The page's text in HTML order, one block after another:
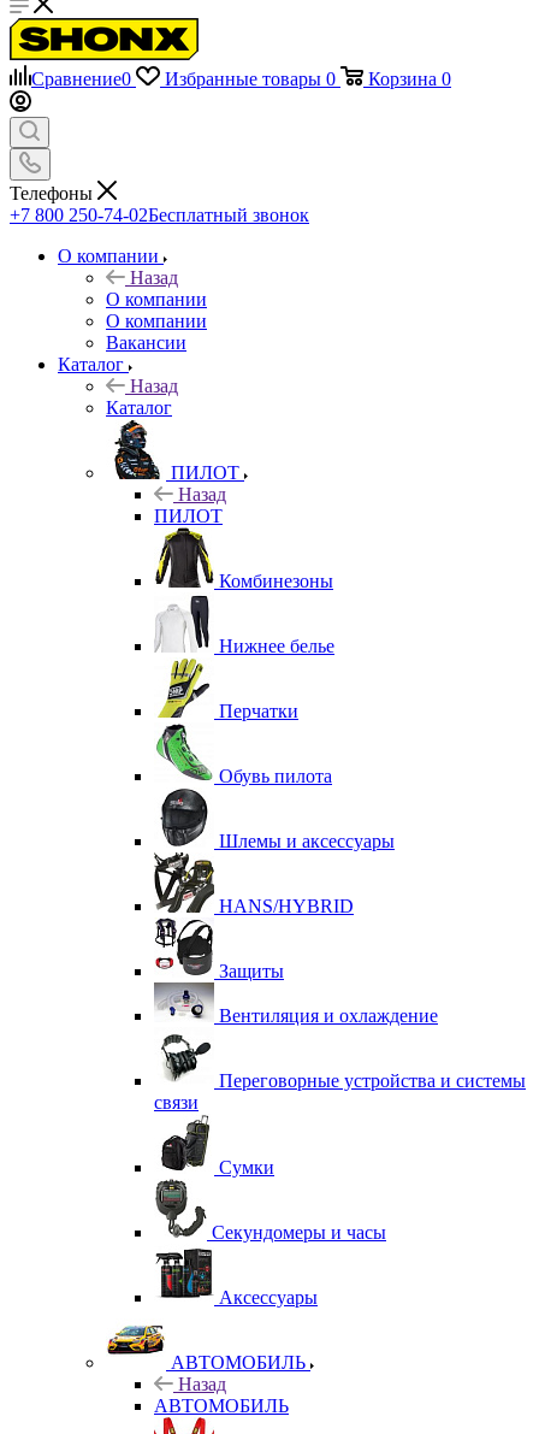
Сравнение0 Избранные товары 0 Корзина 0
Телефоны
+7 800 250-74-02Бесплатный звонок
О компании
Назад
О компании
О компании
Вакансии
Каталог
Назад
Каталог
ПИЛОТ
Назад
ПИЛОТ
Комбинезоны
Нижнее белье
Перчатки
Обувь пилота
Шлемы и аксессуары
HANS/HYBRID
Защиты
Вентиляция и охлаждение
Переговорные устройства и системы
связи
Сумки
Секундомеры и часы
Аксессуары
АВТОМОБИЛЬ
Назад
АВТОМОБИЛЬ